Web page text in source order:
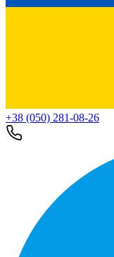
+38 (050) 281-08-26